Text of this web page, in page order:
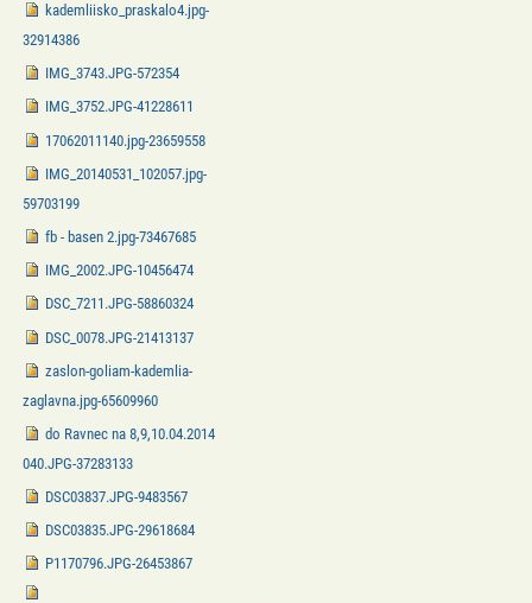
kademliisko_praskalo4.jpg-
32914386
IMG_3743.JPG-572354
IMG_3752.JPG-41228611
17062011140.jpg-23659558
IMG_20140531_102057.jpg-
59703199
fb - basen 2.jpg-73467685
IMG_2002.JPG-10456474
DSC_7211.JPG-58860324
DSC_0078.JPG-21413137
zaslon-goliam-kademlia-
zaglavna.jpg-65609960
do Ravnec na 8,9,10.04.2014
040.JPG-37283133
DSC03837.JPG-9483567
DSC03835.JPG-29618684
P1170796.JPG-26453867